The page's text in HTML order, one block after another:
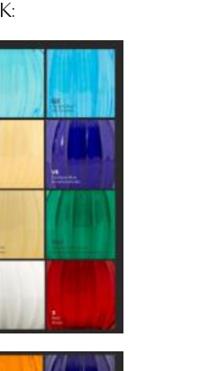
в ключевых
центр для
база для
региона
—
европейского рынка
для